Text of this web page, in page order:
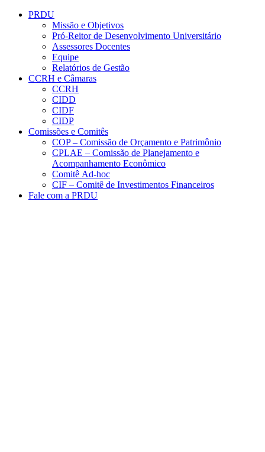
Conteúdo principal
PRDU
Missão e Objetivos
Pró-Reitor de Desenvolvimento Universitário
Assessores Docentes
Equipe
Relatórios de Gestão
CCRH e Câmaras
CCRH
CIDD
CIDF
CIDP
Comissões e Comitês
COP – Comissão de Orçamento e Patrimônio
CPLAE – Comissão de Planejamento e
Acompanhamento Econômico
Comitê Ad-hoc
CIF – Comitê de Investimentos Financeiros
Fale com a PRDU